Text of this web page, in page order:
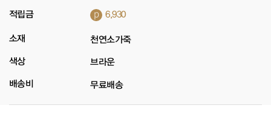
적립금 p 6,930
소재 천연소가죽
색상 브라운
배송비 무료배송